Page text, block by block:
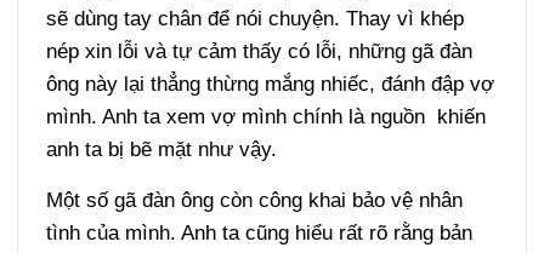
sẽ dùng tay chân để nói chuyện. Thay vì khép
nép xin lỗi và tự cảm thấy có lỗi, những gã đàn
ông này lại thẳng thừng mắng nhiếc, đánh đập vợ
mình. Anh ta xem vợ mình chính là nguồn khiến
anh ta bị bẽ mặt như vậy.
Một số gã đàn ông còn công khai bảo vệ nhân
tình của mình. Anh ta cũng hiểu rất rõ rằng bản